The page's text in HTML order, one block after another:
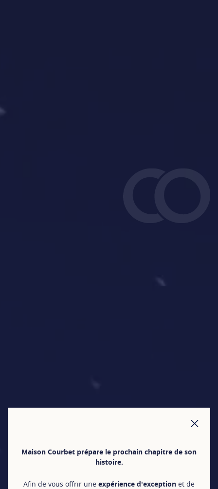
Maison Courbet prépare le prochain chapitre de son
histoire.
Afin de vous offrir une expérience d'exception et de